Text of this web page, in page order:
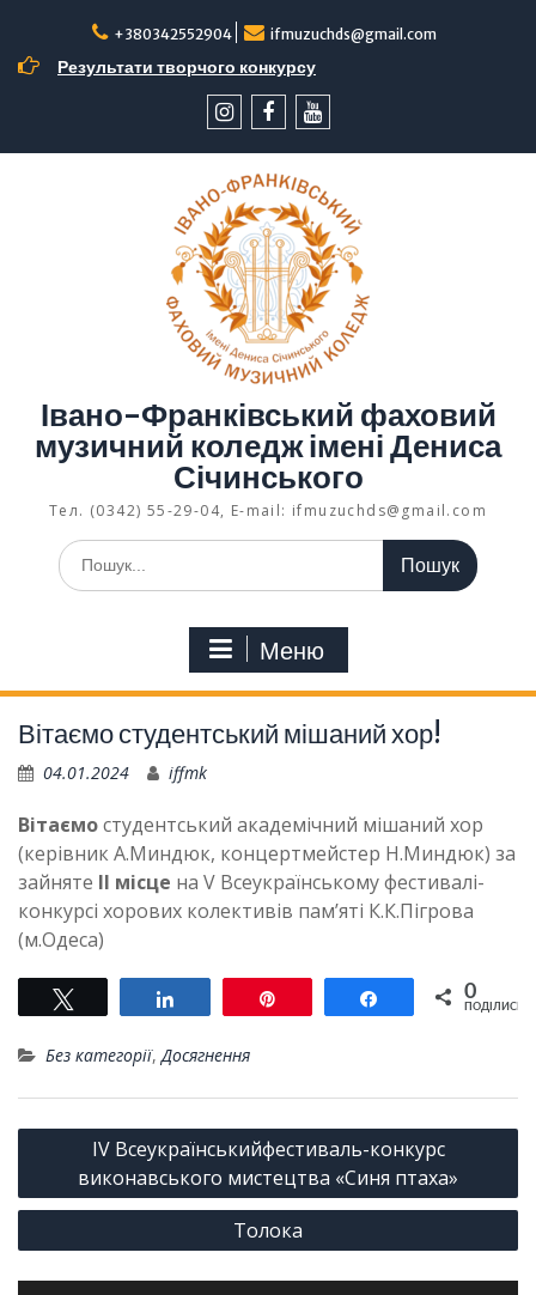
вмісту
+380342552904 ifmuzuchds@gmail.com
Результати творчого конкурсу
Івано-Франківський фаховий
музичний коледж імені Дениса
Січинського
Тел. (0342) 55-29-04, E-mail: ifmuzuchds@gmail.com
Шукати:
Меню
Вітаємо студентський мішаний хор!
04.01.2024 iffmk
Вітаємостудентський академічний мішаний хор
(керівник А.Миндюк, концертмейстер Н.Миндюк) за
зайняте ІІ місце на V Всеукраїнському фестивалі-
конкурсі хорових колективів пам’яті К.К.Пігрова
(м.Одеса)
Поділитися Поділитися
0
ПОДІЛИСЬ
Без категорії,Досягнення
Навігація
записів
ІV Всеукраїнськийфестиваль-конкурс
виконавського мистецтва «Синя птаха»
Толока